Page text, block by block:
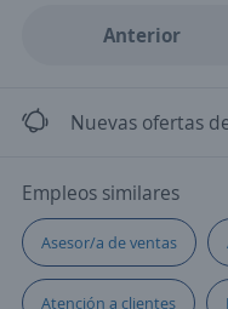
Anterior
Nuevas ofertas
Empleos similares
Asesor/a de ventas
Atención a clientes